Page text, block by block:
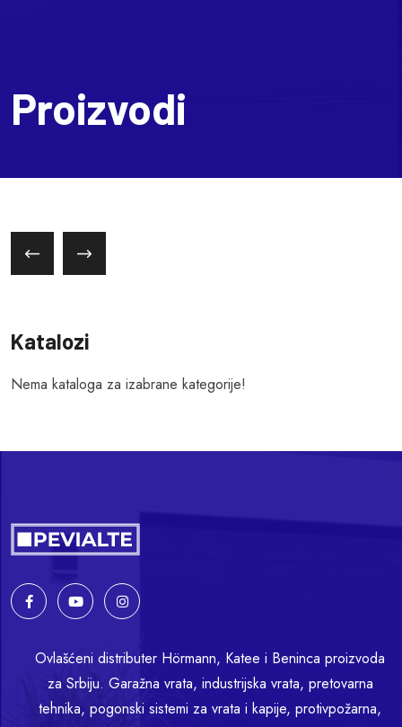
Proizvodi
Katalozi
Nema kataloga za izabrane kategorije!
Ovlašćeni distributer Hörmann, Katee i Beninca proizvoda
za Srbiju. Garažna vrata, industrijska vrata, pretovarna
tehnika, pogonski sistemi za vrata i kapije, protivpožarna,